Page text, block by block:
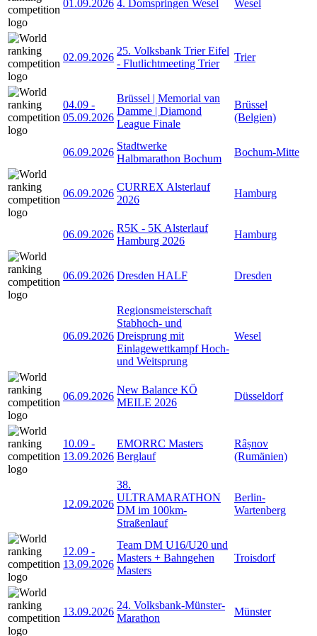
01.09.2026 4. Domspringen Wesel Wesel
02.09.2026
25. Volksbank Trier Eifel
- Flutlichtmeeting Trier
Trier
04.09 -
05.09.2026
Brüssel | Memorial van
Damme | Diamond
League Finale
Brüssel
(Belgien)
06.09.2026
Stadtwerke
Halbmarathon Bochum
Bochum-Mitte
06.09.2026
CURREX Alsterlauf
2026
Hamburg
06.09.2026
R5K - 5K Alsterlauf
Hamburg 2026
Hamburg
06.09.2026 Dresden HALF Dresden
06.09.2026
Regionsmeisterschaft
Stabhoch- und
Dreisprung mit
Einlagewettkampf Hoch-
und Weitsprung
Wesel
06.09.2026
New Balance KÖ
MEILE 2026
Düsseldorf
10.09 -
13.09.2026
EMORRC Masters
Berglauf
Râșnov
(Rumänien)
12.09.2026
38.
ULTRAMARATHON
DM im 100km-
Straßenlauf
Berlin-
Wartenberg
12.09 -
13.09.2026
Team DM U16/U20 und
Masters + Bahngehen
Masters
Troisdorf
13.09.2026
24. Volksbank-Münster-
Marathon
Münster